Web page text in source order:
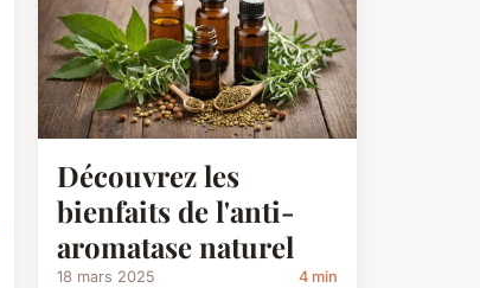
Découvrez les
bienfaits de l'anti-
aromatase naturel
18 mars 2025 4 min